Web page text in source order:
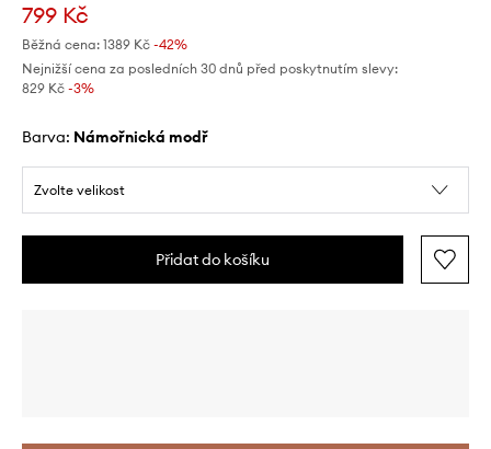
799 Kč
Běžná cena: 1389 Kč -42%
Nejnižší cena za posledních 30 dnů před poskytnutím slevy:
829 Kč -3%
Barva: námořnická modř
Zvolte velikost
Přidat do košíku